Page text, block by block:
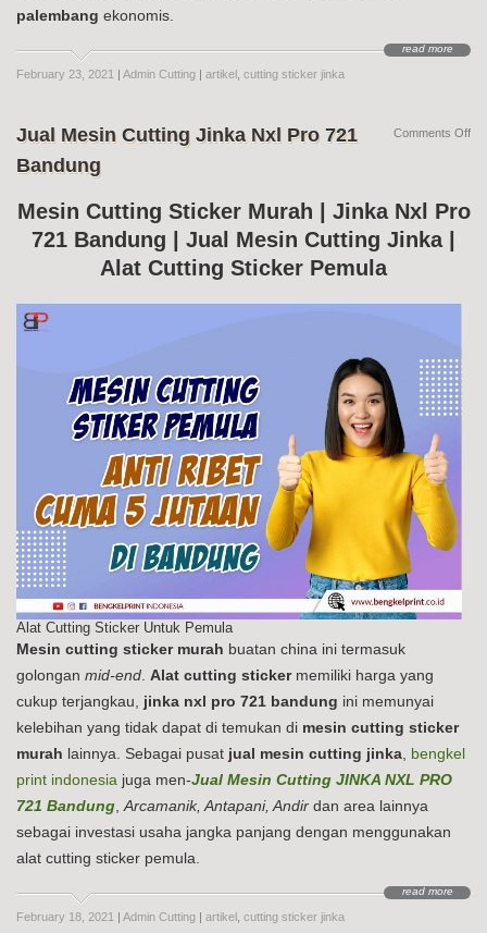
palembang ekonomis.
read more
February 23, 2021 | Admin Cutting | artikel cutting sticker jinka
Jual Mesin Cutting Jinka Nxl Pro 721
Bandung
Mesin Cutting Sticker Murah | Jinka Nxl Pro
721 Bandung | Jual Mesin Cutting Jinka |
Alat Cutting Sticker Pemula
Alat Cutting Sticker Untuk Pemula
Mesin cutting sticker murah buatan china ini termasuk
golongan mid-end. Alat cutting stickermemiliki harga yang
cukup terjangkau, jinka nxl pro 721 bandung ini memunyai
kelebihan yang tidak dapat di temukan di mesin cutting sticker
murah lainnya. Sebagai pusat jual mesin cutting jinka, bengkel
print indonesia juga men-Jual Mesin Cutting JINKA NXL PRO
721 Bandung,Arcamanik, Antapani, Andir dan area lainnya
sebagai investasi usaha jangka panjang dengan menggunakan
alat cutting sticker pemula.
read more
February 18, 2021 Admin Cutting artikel cutting sticker jinka
Comments Offon
Nxl